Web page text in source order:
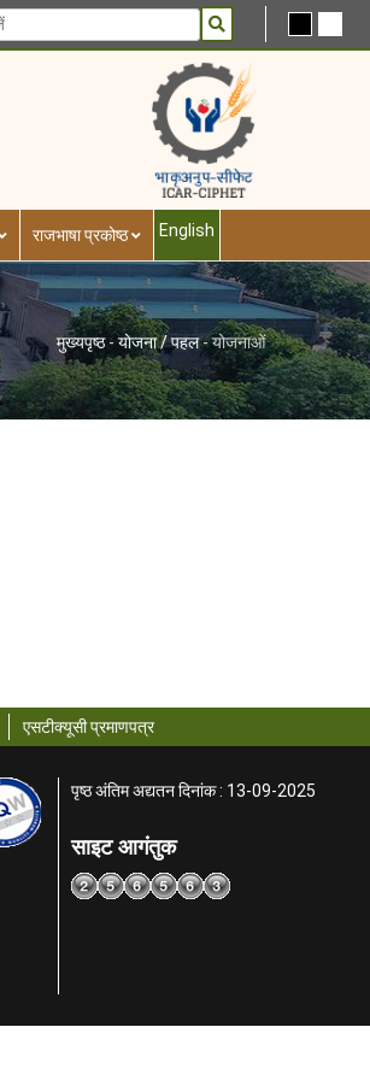
राजभाषा प्रकोष्ठ English
मुख्यपृष्ठ -योजना / पहल-योजनाओं
एसटीक्यूसी प्रमाणपत्र
पृष्ठ अंतिम अद्यतन दिनांक : 13-09-2025
साइट आगंतुक